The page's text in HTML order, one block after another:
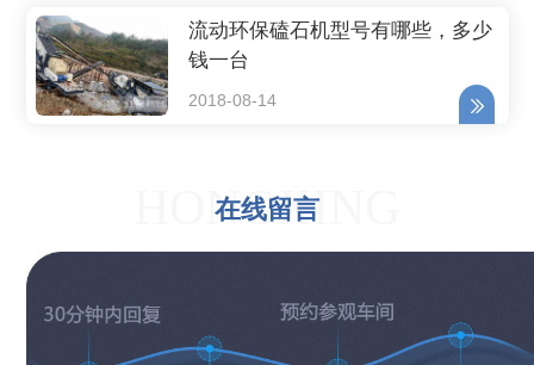
流动环保磕石机型号有哪些，多少
钱一台
2018-08-14
在线留言
HONGXING